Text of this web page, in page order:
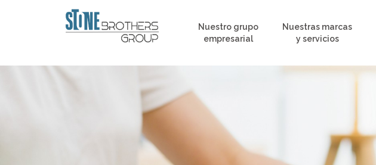
Nuestro grupo
empresarial
Nuestras marcas
y servicios